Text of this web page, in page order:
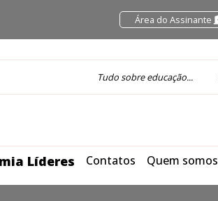
Área do Assinante
Líderes Contatos Quem somos